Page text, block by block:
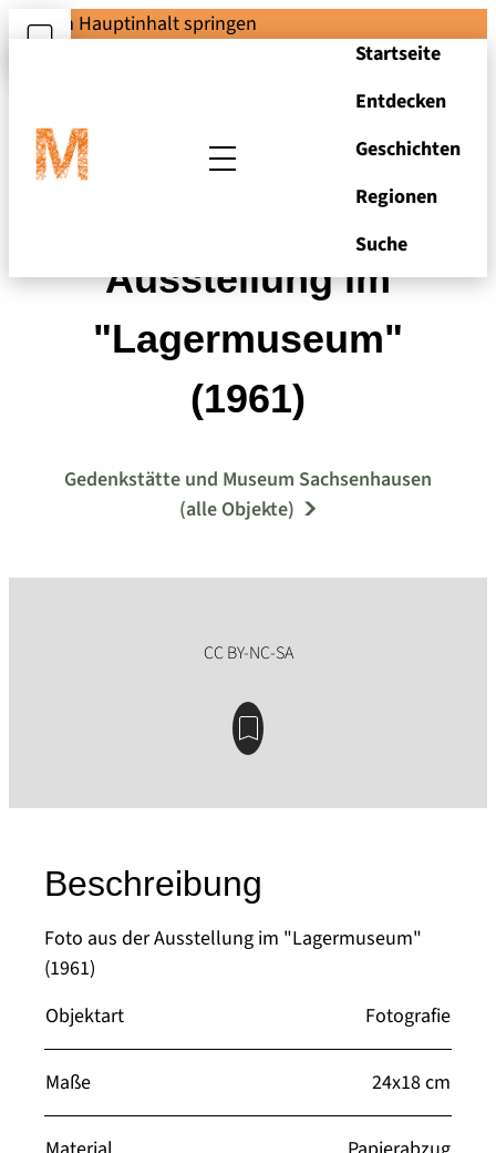
Zum Hauptinhalt springen
Startseite
Entdecken
Geschichten
Regionen
Suche
Ausstellung im
"Lagermuseum"
(1961)
Gedenkstätte und Museum Sachsenhausen
(alle Objekte)
Beschreibung
Foto aus der Ausstellung im "Lagermuseum"
(1961)
Objektart
Fotografie
Maße 24x18 cm